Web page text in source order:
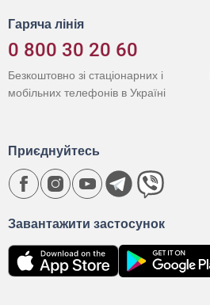
Гаряча лінія
0 800 30 20 60
Безкоштовно зі стаціонарних і
мобільних телефонів в Україні
Завантажити застосунок
Приєднуйтесь